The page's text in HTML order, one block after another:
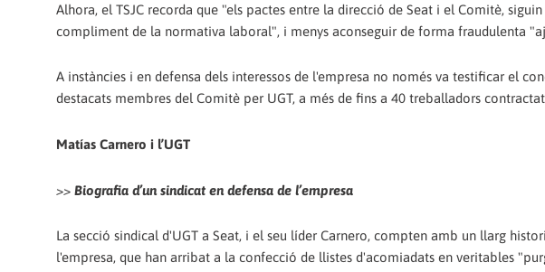
Alhora, el TSJC recorda que "els pactes entre la direcció de Seat i el Comitè,
compliment de la normativa laboral", i menys aconseguir de forma fraudulenta
A instàncies i en defensa dels interessos de l'empresa no només va testificar el
destacats membres del Comitè per UGT, a més de fins a 40 treballadors
Matías Carnero i l’UGT
>> Biografia d’un sindicat en defensa de l’empresa
La secció sindical d'UGT a Seat, i el seu líder Carnero, compten amb un llarg
l'empresa, que han arribat a la confecció de llistes d'acomiadats en veritables